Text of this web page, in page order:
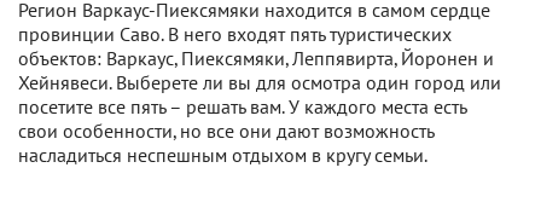
Регион Варкаус-Пиексямяки находится в самом сердце
провинции Саво. В него входят пять туристических
объектов: Варкаус, Пиексямяки, Леппявирта, Йоронен и
Хейнявеси. Выберете ли вы для осмотра один город или
посетите все пять – решать вам. У каждого места есть
свои особенности, но все они дают возможность
насладиться неспешным отдыхом в кругу семьи.